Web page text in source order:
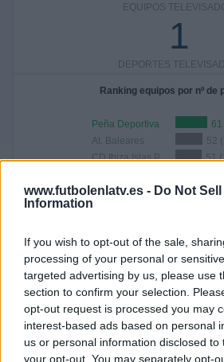
www.futbolenlatv.es - Do Not
Information
If you wish to opt-out of the sale,
processing of your personal or
targeted advertising by us, please use
section to confirm your selection.
opt-out request is processed you may
interest-based ads based on personal
us or personal information disclosed
your opt-out. You may separately opt-
EQUIPOS
1
DEPORTES
Ranking equipos por nº de
Peña Deportiva
61
At. Baleares
52
CD Ibiza Islas Pitiusas
51
CD Andratx
32
05/08/2026
Ranking equipos por nº de
Peña Deportiva
44
CD Ibiza Islas Pitiusas
32